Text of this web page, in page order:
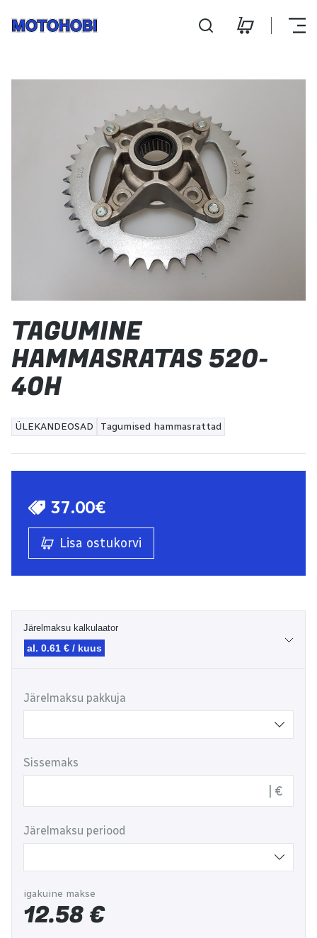
Hooldus ja remont
E-pood
E-R 9:00 - 18:00
TAGUMINE
HAMMASRATAS 520-
40H
ÜLEKANDEOSAD Tagumised hammasrattad
37.00€
Lisa ostukorvi
Järelmaksu kalkulaator
al. 0.61 € / kuus
Järelmaksu pakkuja
Sissemaks
€
Järelmaksu periood
igakuine makse
12.58€